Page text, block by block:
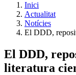
Inici
Actualitat
Notícies
El DDD,
El DDD,
literatura